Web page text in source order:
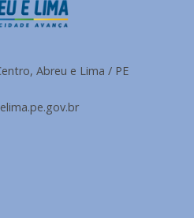
Abreu e Lima / PE